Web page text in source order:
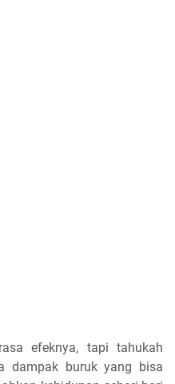
efeknya, tapi tahukah
dampak buruk yang bisa